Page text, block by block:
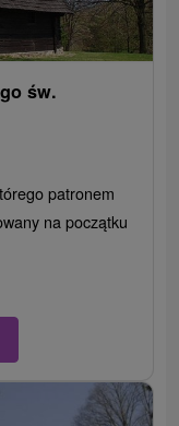
św.
patronem
na początku